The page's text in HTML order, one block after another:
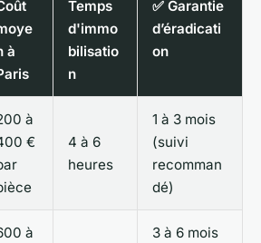
à
Temps
d'immo
bilisatio
n
✅ Garantie
d’éradicati
on
à
€
4 à 6
heures
1 à 3 mois
(suivi
recomman
dé)
à
3 à 6 mois